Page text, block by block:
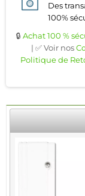
Des
100%
🔒 Achat 100 %
| ✅ Voir nos
Politique de